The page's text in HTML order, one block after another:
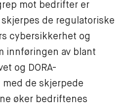
mot bedrifter er
de regulatoriske
cybersikkerhet og
innføringen av blant
og DORA-
de skjerpede
øker bedriftenes